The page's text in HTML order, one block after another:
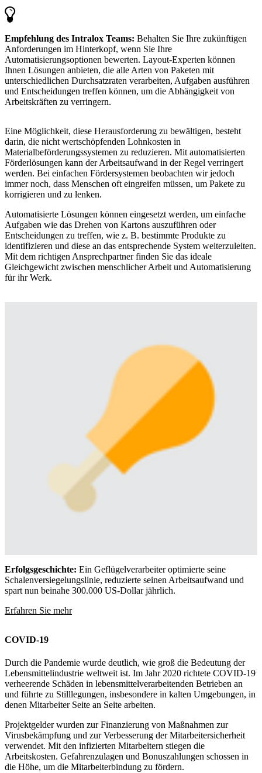
Empfehlung des Intralox Teams: Behalten Sie Ihre zukünftigen
Anforderungen im Hinterkopf, wenn Sie Ihre
Automatisierungsoptionen bewerten. Layout-Experten können
Ihnen Lösungen anbieten, die alle Arten von Paketen mit
unterschiedlichen Durchsatzraten verarbeiten, Aufgaben ausführen
und Entscheidungen treffen können, um die Abhängigkeit von
Arbeitskräften zu verringern.
Eine Möglichkeit, diese Herausforderung zu bewältigen, besteht
darin, die nicht wertschöpfenden Lohnkosten in
Materialbeförderungssystemen zu reduzieren. Mit automatisierten
Förderlösungen kann der Arbeitsaufwand in der Regel verringert
werden. Bei einfachen Fördersystemen beobachten wir jedoch
immer noch, dass Menschen oft eingreifen müssen, um Pakete zu
korrigieren und zu lenken.
Automatisierte Lösungen können eingesetzt werden, um einfache
Aufgaben wie das Drehen von Kartons auszuführen oder
Entscheidungen zu treffen, wie z. B. bestimmte Produkte zu
identifizieren und diese an das entsprechende System weiterzuleiten.
Mit dem richtigen Ansprechpartner finden Sie das ideale
Gleichgewicht zwischen menschlicher Arbeit und Automatisierung
für ihr Werk.
Erfolgsgeschichte: Ein Geflügelverarbeiter optimierte seine
Schalenversiegelungslinie, reduzierte seinen Arbeitsaufwand und
spart nun beinahe 300.000 US-Dollar jährlich.
Erfahren Sie mehr
COVID-19
Durch die Pandemie wurde deutlich, wie groß die Bedeutung der
Lebensmittelindustrie weltweit ist. Im Jahr 2020 richtete COVID-19
verheerende Schäden in lebensmittelverarbeitenden Betrieben an
und führte zu Stilllegungen, insbesondere in kalten Umgebungen, in
denen Mitarbeiter Seite an Seite arbeiten.
Projektgelder wurden zur Finanzierung von Maßnahmen zur
Virusbekämpfung und zur Verbesserung der Mitarbeitersicherheit
verwendet. Mit den infizierten Mitarbeitern stiegen die
Arbeitskosten. Gefahrenzulagen und Bonuszahlungen schossen in
die Höhe, um die Mitarbeiterbindung zu fördern.